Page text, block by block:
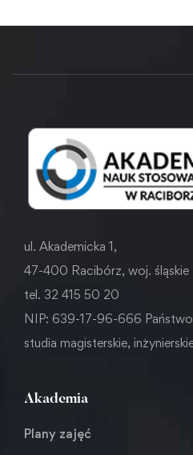
ul. Akademicka 1,
47-400 Racibórz, woj. śląskie
tel. 32 415 50 20
NIP: 639-17-96-666
studia magisterskie,
Akademia
Plany zajęć